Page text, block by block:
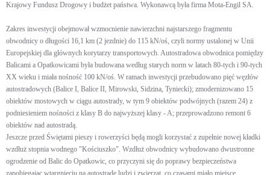
Krajowy Fundusz Drogowy i budżet państwa. Wykonawcą była firma Mota-Engil SA.
Zakres inwestycji obejmował wzmocnienie nawierzchni najstarszego fragmentu
obwodnicy o długości 16,1 km (2 jezdnie) do 115 kN/oś, czyli normy ustalonej w Unii
Europejskiej dla głównych korytarzy transportowych. Autostradowa obwodnica pomiędzy
Balicami a Opatkowicami była budowana według starych norm w latach 80-tych i 90-tych
XX wieku i miała nośność 100 kN/oś. W ramach inwestycji przebudowano pięć węzłów
autostradowych (Balice I, Balice II, Mirowski, Sidzina, Tyniecki); zmodernizowano 15
obiektów mostowych w ciągu autostrady, w tym 9 obiektów podwójnych (razem 24) z
podniesieniem nośności z klasy B do najwyższej klasy - A; przeprowadzono remont 6
obiektów nad autostradą.
Jeszcze przed Świętami pieszy i rowerzyści będą mogli korzystać z zupełnie nowej kładki
wzdłuż stopnia wodnego "Kościuszko". Wzdłuż obwodnicy wybudowano dwustronne
ogrodzenie od Balic do Opatkowic, co przyczyni się do poprawy bezpieczeństwa
zapobiegając wtargnięciu na autostradę ludzi i zwierząt, co czasami miało miejsce.